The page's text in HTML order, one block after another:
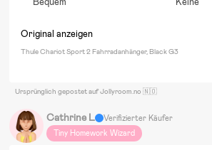
Original anzeigen
Thule Chariot Sport 2 Fahrradanhänger, Black G3
Ursprünglich gepostet auf Jollyroom.no 🇳🇴
Cathrine L
Verifizierter Käufer
Tiny Homework Wizard